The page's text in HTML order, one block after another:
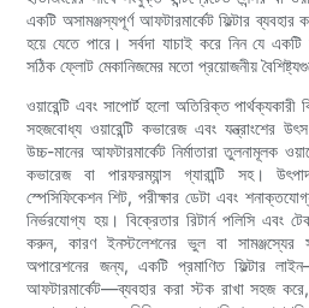
একটি অসামঞ্জস্যপূর্ণ আফটারমার্কেট ফিল্টার ব্যবহার
হয়ে যেতে পারে। সর্বদা যাচাই করে নিন যে একটি
সঠিক ফ্লোট মেকানিজমের মতো প্রয়োজনীয়
ওয়ারেন্টি এবং সাপোর্ট হলো অতিরিক্ত
সহজবোধ্য ওয়ারেন্টি কভারেজ এবং যন্ত্রাংশের
উচ্চ-মানের আফটারমার্কেট নির্মাতারা তুলনামূলক
কভারেজ বা পারফরম্যান্স গ্যারান্টি সহ।
স্পেসিফিকেশন শিট, পরীক্ষার ডেটা এবং
নির্ভরযোগ্য হয়। বিক্রেতার রিটার্ন পলিসি এবং
করুন, কারণ ইনস্টলেশনের ভুল বা সামঞ্জস্যের
অপারেশনের জন্য, একটি প্রমাণিত ফিল্টার
আফটারমার্কেট—ব্যবহার করা স্টক রাখা সহজ